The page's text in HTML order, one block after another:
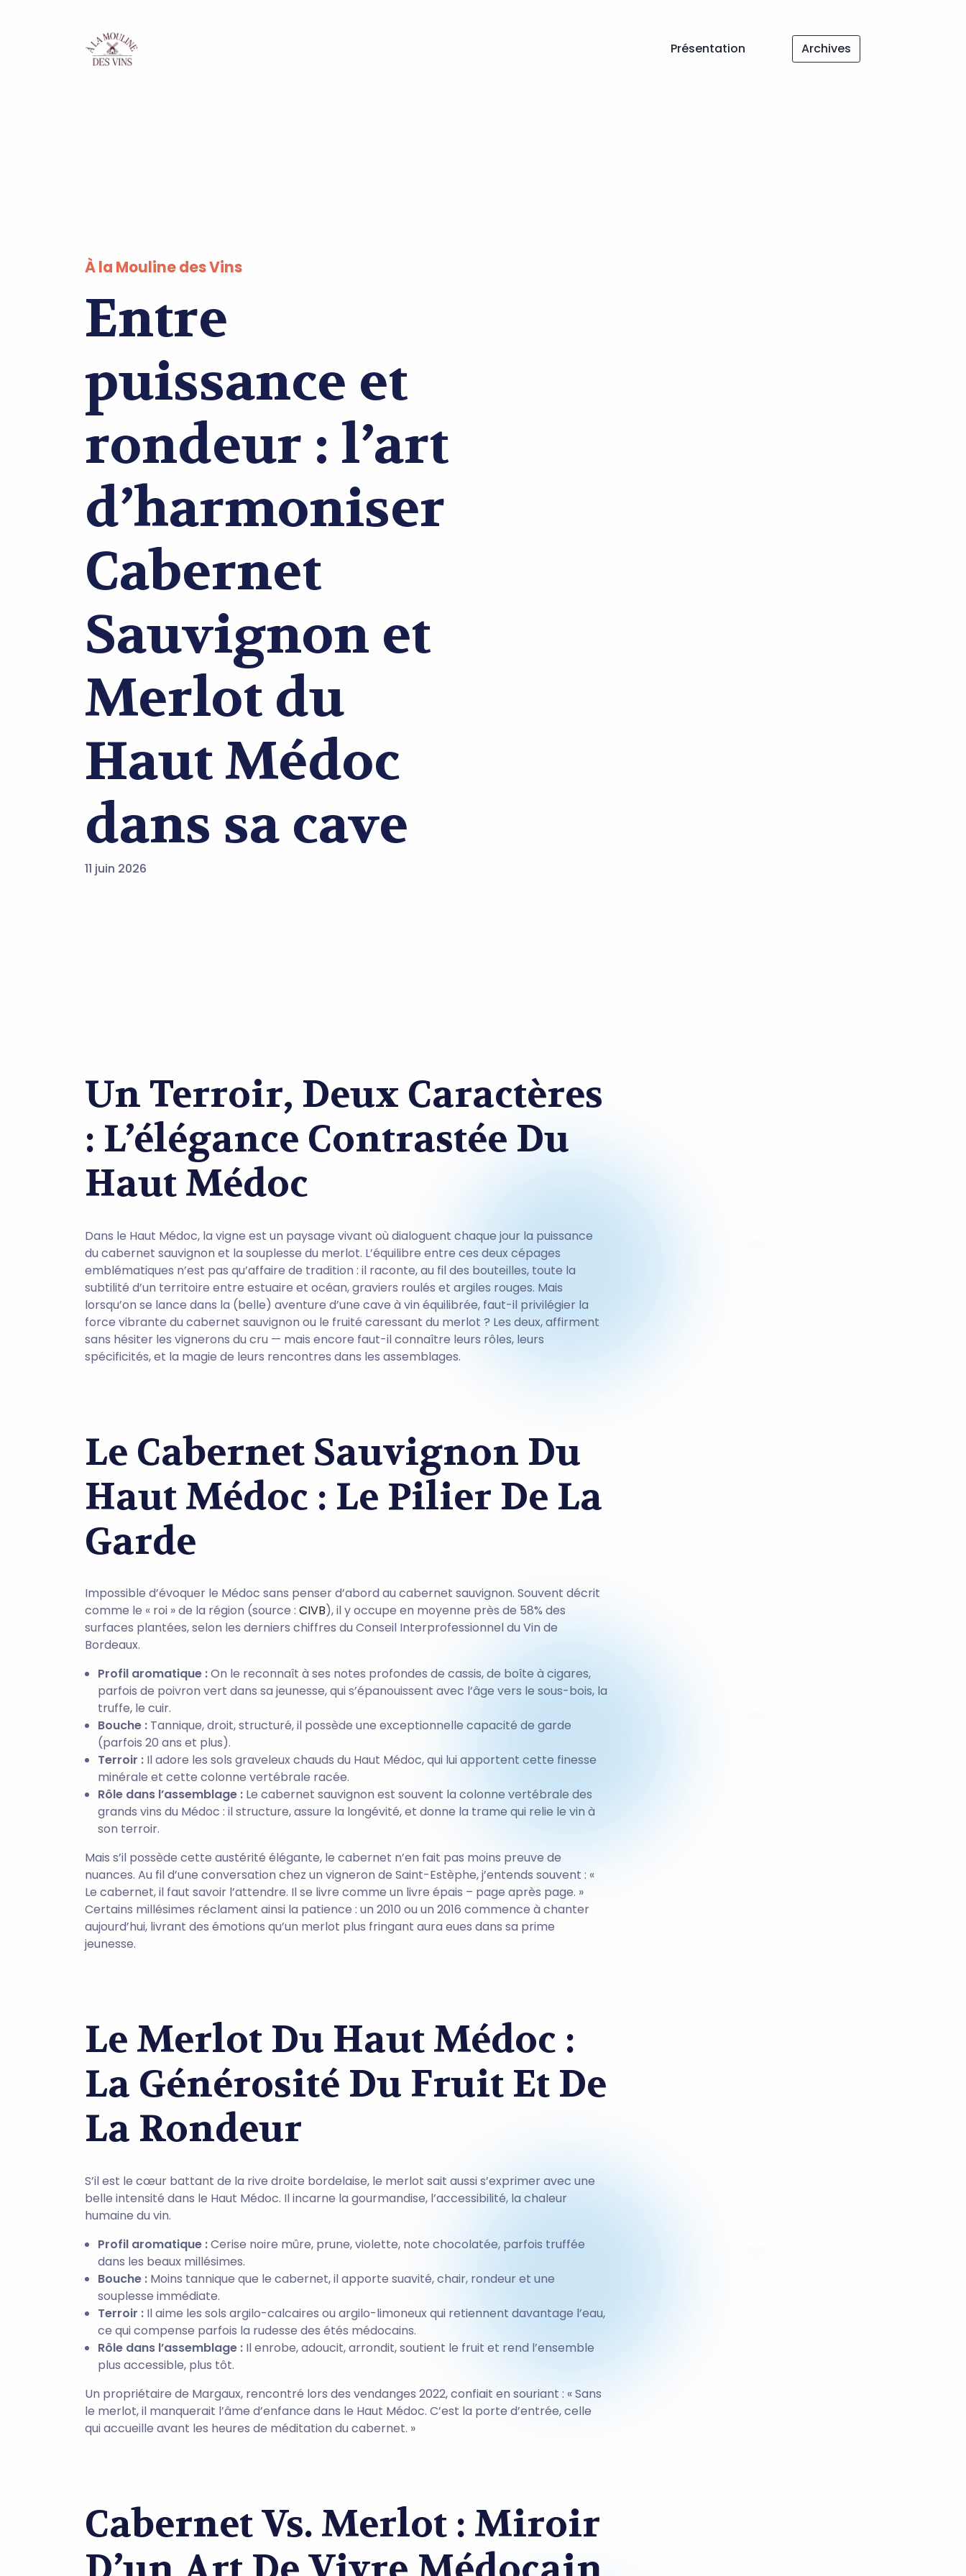
Présentation Archives
À la Mouline des Vins
Entre
puissance et
rondeur : l’art
d’harmoniser
Cabernet
Sauvignon et
Merlot du
Haut Médoc
dans sa cave
11 juin 2026
Un Terroir, Deux Caractères
: L’élégance Contrastée Du
Haut Médoc
Dans le Haut Médoc, la vigne est un paysage vivant où dialoguent chaque jour la puissance
du cabernet sauvignon et la souplesse du merlot. L’équilibre entre ces deux cépages
emblématiques n’est pas qu’affaire de tradition : il raconte, au fil des bouteilles, toute la
subtilité d’un territoire entre estuaire et océan, graviers roulés et argiles rouges. Mais
lorsqu’on se lance dans la (belle) aventure d’une cave à vin équilibrée, faut-il privilégier la
force vibrante du cabernet sauvignon ou le fruité caressant du merlot ? Les deux, affirment
sans hésiter les vignerons du cru — mais encore faut-il connaître leurs rôles, leurs
spécificités, et la magie de leurs rencontres dans les assemblages.
Le Cabernet Sauvignon Du
Haut Médoc : Le Pilier De La
Garde
Impossible d’évoquer le Médoc sans penser d’abord au cabernet sauvignon. Souvent décrit
comme le « roi » de la région (source : CIVB), il y occupe en moyenne près de 58% des
surfaces plantées, selon les derniers chiffres du Conseil Interprofessionnel du Vin de
Bordeaux.
Profil aromatique :On le reconnaît à ses notes profondes de cassis, de boîte à cigares,
parfois de poivron vert dans sa jeunesse, qui s’épanouissent avec l’âge vers le sous-bois, la
truffe, le cuir.
Bouche :Tannique, droit, structuré, il possède une exceptionnelle capacité de garde
(parfois 20 ans et plus).
Terroir :Il adore les sols graveleux chauds du Haut Médoc, qui lui apportent cette finesse
minérale et cette colonne vertébrale racée.
Rôle dans l’assemblage : Le cabernet sauvignon est souvent la colonne vertébrale des
grands vins du Médoc : il structure, assure la longévité, et donne la trame qui relie le vin à
son terroir.
Mais s’il possède cette austérité élégante, le cabernet n’en fait pas moins preuve de
nuances. Au fil d’une conversation chez un vigneron de Saint-Estèphe, j’entends souvent : «
Le cabernet, il faut savoir l’attendre. Il se livre comme un livre épais – page après page. »
Certains millésimes réclament ainsi la patience : un 2010 ou un 2016 commence à chanter
aujourd’hui, livrant des émotions qu’un merlot plus fringant aura eues dans sa prime
jeunesse.
Le Merlot Du Haut Médoc :
La Générosité Du Fruit Et De
La Rondeur
S’il est le cœur battant de la rive droite bordelaise, le merlot sait aussi s’exprimer avec une
belle intensité dans le Haut Médoc. Il incarne la gourmandise, l’accessibilité, la chaleur
humaine du vin.
Profil aromatique :Cerise noire mûre, prune, violette, note chocolatée, parfois truffée
dans les beaux millésimes.
Bouche :Moins tannique que le cabernet, il apporte suavité, chair, rondeur et une
souplesse immédiate.
Terroir :Il aime les sols argilo-calcaires ou argilo-limoneux qui retiennent davantage l’eau,
ce qui compense parfois la rudesse des étés médocains.
Rôle dans l’assemblage :Il enrobe, adoucit, arrondit, soutient le fruit et rend l’ensemble
plus accessible, plus tôt.
Un propriétaire de Margaux, rencontré lors des vendanges 2022, confiait en souriant : « Sans
le merlot, il manquerait l’âme d’enfance dans le Haut Médoc. C’est la porte d’entrée, celle
qui accueille avant les heures de méditation du cabernet. »
Cabernet Vs. Merlot : Miroir